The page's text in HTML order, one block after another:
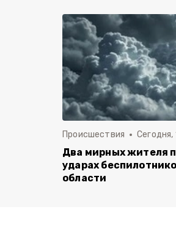
Происшествия Сегодня,
Два мирных жителя
ударах
области